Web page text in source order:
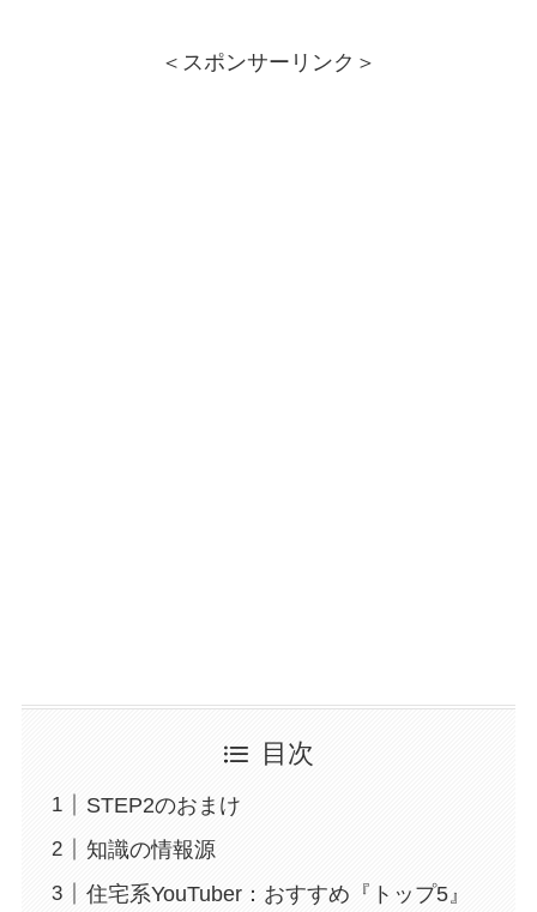
＜スポンサーリンク＞
目次
STEP2のおまけ
知識の情報源
住宅系YouTuber：おすすめ『トップ5』